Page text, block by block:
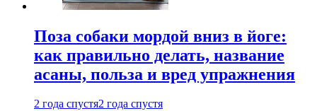
Поза собаки мордой вниз в йоге:
как правильно делать, название
асаны, польза и вред упражнения
2 года спустя2 года спустя